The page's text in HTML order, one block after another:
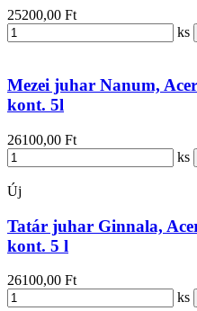
25200,00 Ft
ks
Mezei juhar Nanum,
kont. 5l
26100,00 Ft
ks
Új
Tatár juhar Ginnala,
kont. 5 l
26100,00 Ft
ks